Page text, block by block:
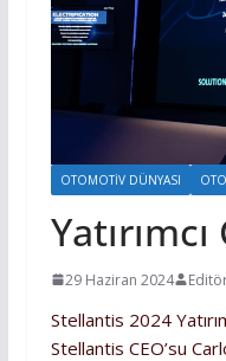
OTOMOTIV DÜNYASI
29 Haziran 2024
Stellantis 2024
Stellantis CEO’su